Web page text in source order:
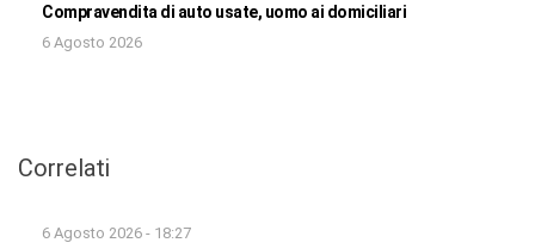
Compravendita di auto usate, uomo ai domiciliari
6 Agosto 2026
Correlati
6 Agosto 2026 - 18:27